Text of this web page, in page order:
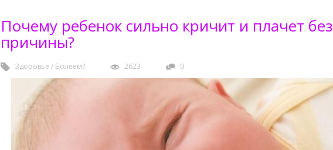
Почему ребенок сильно кричит и плачет без
причины?
Здоровье / Болеем? 2623 0